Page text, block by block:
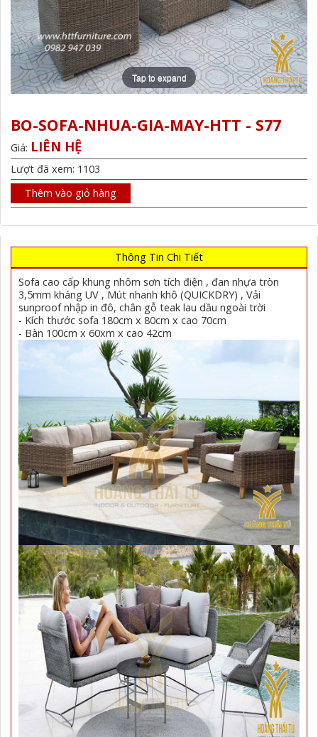
Tap to expand
BO-SOFA-NHUA-GIA-MAY-HTT - S77
Giá: LIÊN HỆ
Lượt đã xem: 1103
Thêm vào giỏ hàng
Thông Tin Chi Tiết
Sofa cao cấp khung nhôm sơn tích điện , đan nhựa tròn
3,5mm kháng UV , Mút nhanh khô (QUICKDRY) , Vải
sunproof nhập in đô, chân gỗ teak lau dầu ngoài trời
- Kích thước sofa 180cm x 80cm x cao 70cm
- Bàn 100cm x 60xm x cao 42cm